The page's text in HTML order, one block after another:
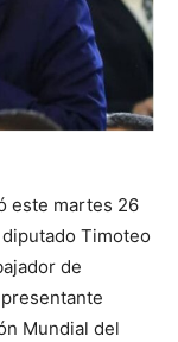
este martes 26
Timoteo
de
Mundial del